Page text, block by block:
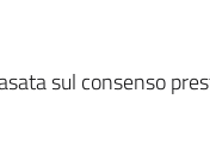
sul consenso